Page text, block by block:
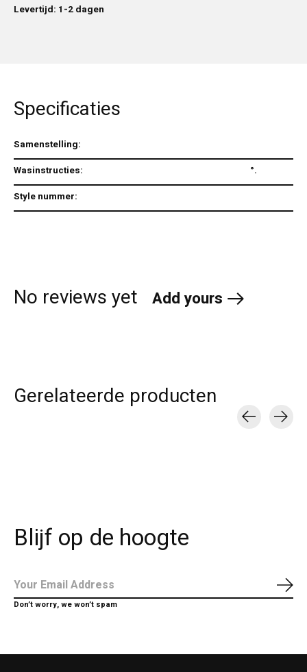
Levertijd: 1-2 dagen
Specificaties
Samenstelling:
Wasinstructies:
°.
Style nummer:
No reviews yet Add yours
Gerelateerde producten
Blijf op de hoogte
Don’t worry, we won’t spam